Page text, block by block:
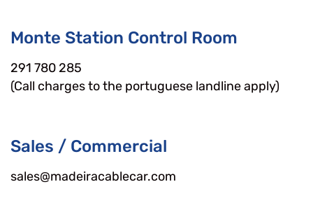
Monte Station Control Room
291 780 285
(Call charges to the portuguese landline apply)
Sales / Commercial
sales@madeiracablecar.com